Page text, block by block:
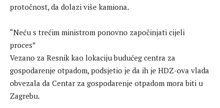
protočnost, da dolazi više kamiona.
“Neću s trećim ministrom ponovno započinjati cijeli
proces”
Vezano za Resnik kao lokaciju budućeg centra za
gospodarenje otpadom, podsjetio je da ih je HDZ-ova vlada
obvezala da Centar za gospodarenje otpadom mora biti u
Zagrebu.